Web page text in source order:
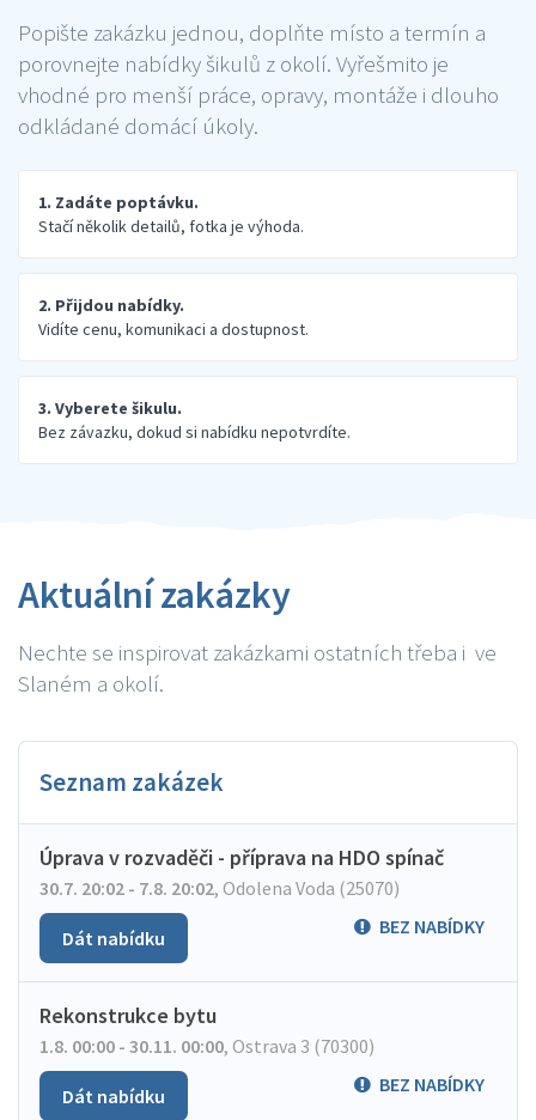
Popište zakázku jednou, doplňte místo a termín a
porovnejte nabídky šikulů z okolí. Vyřešmito je
vhodné pro menší práce, opravy, montáže i dlouho
odkládané domácí úkoly.
1. Zadáte poptávku.
Stačí několik detailů, fotka je výhoda.
2. Přijdou nabídky.
Vidíte cenu, komunikaci a dostupnost.
3. Vyberete šikulu.
Bez závazku, dokud si nabídku nepotvrdíte.
Aktuální zakázky
Nechte se inspirovat zakázkami ostatních třeba i ve
Slaném a okolí.
Seznam zakázek
Úprava v rozvaděči - příprava na HDO spínač
30.7. 20:02 - 7.8. 20:02, Odolena Voda (25070)
BEZ NABÍDKY
Dát nabídku
Rekonstrukce bytu
1.8. 00:00 - 30.11. 00:00, Ostrava 3 (70300)
BEZ NABÍDKY
Dát nabídku